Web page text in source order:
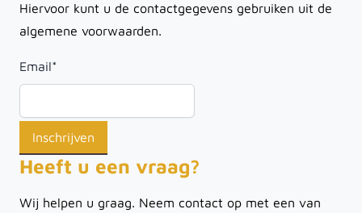
Hiervoor kunt u de contactgegevens gebruiken uit de
algemene voorwaarden.
Email*
Heeft u een vraag?
Wij helpen u graag. Neem contact op met een van